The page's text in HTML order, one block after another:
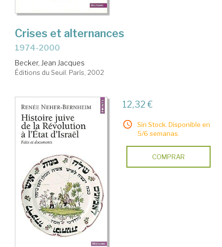
Crises et alternances
1974-2000
Becker, Jean Jacques
Éditions du Seuil. París, 2002
12,32 €
Sin Stock. Disponible en
5/6 semanas.
COMPRAR